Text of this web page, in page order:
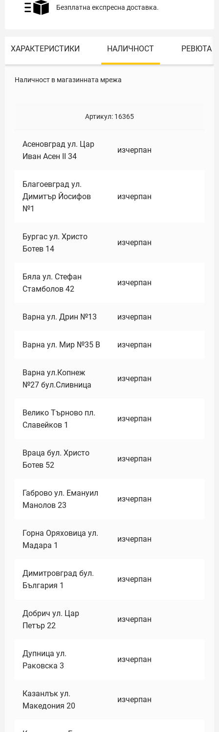
Безплатна експресна доставка.
ХАРАКТЕРИСТИКИ НАЛИЧНОСТ РЕВЮТА
Наличност в магазинната мрежа
Артикул: 16365
Асеновград ул. Цар
Иван Асен II 34
изчерпан
Благоевград ул.
Димитър Йосифов
№1
изчерпан
Бургас ул. Христо
Ботев 14
изчерпан
Бяла ул. Стефан
Стамболов 42
изчерпан
Варна ул. Дрин №13 изчерпан
Варна ул. Мир №35 В изчерпан
Варна ул.Копнеж
№27 бул.Сливница
изчерпан
Велико Търново пл.
Славейков 1
изчерпан
Враца бул. Христо
Ботев 52
изчерпан
Габрово ул. Емануил
Манолов 23
изчерпан
Горна Оряховица ул.
Мадара 1
изчерпан
Димитровград бул.
България 1
изчерпан
Добрич ул. Цар
Петър 22
изчерпан
Дупница ул.
Раковска 3
изчерпан
Казанлък ул.
Македония 20
изчерпан